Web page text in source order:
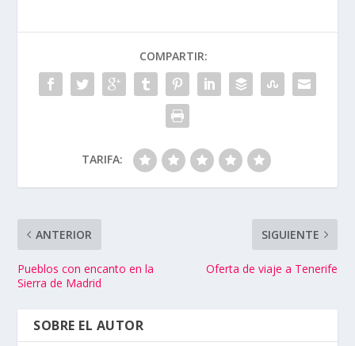
COMPARTIR:
TARIFA:
ANTERIOR
Pueblos con encanto en la
Sierra de Madrid
SIGUIENTE
Oferta de viaje a Tenerife
SOBRE EL AUTOR